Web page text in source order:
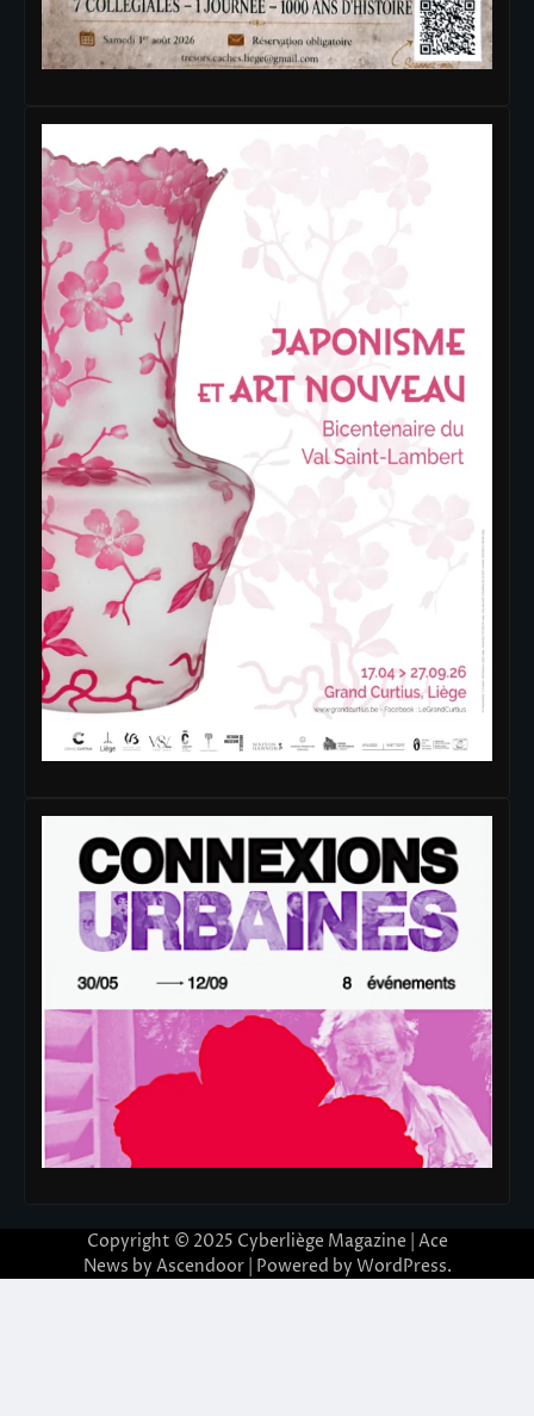
Copyright © 2025 Cyberliège Magazine | Ace
News by Ascendoor| Powered by WordPress.